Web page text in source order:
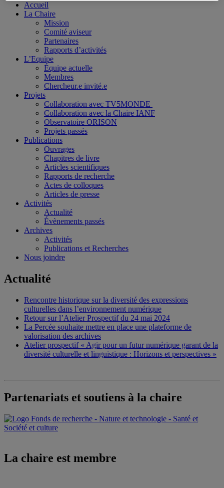
Accueil
La Chaire
Mission
Comité aviseur
Partenaires
Rapports d’activités
L’Equipe
Équipe actuelle
Membres
Chercheur.e invité.e
Projets
Collaboration avec TV5MONDE
Collaboration avec la Chaire IANF
Observatoire ORISON
Projets passés
Publications
Ouvrages
Chapitres de livre
Articles scientifiques
Rapports de recherche
Actes de colloques
Articles de presse
Activités
Actualité
Évènements passés
Archives
Activités
Publications et Recherches
Nous joindre
Actualité
Rencontre historique sur la diversité des expressions
culturelles dans l’environnement numérique
Retour sur l’Atelier Prospectif du 24 mai 2024
La Percée souhaite mettre en place une plateforme de
valorisation des archives
Atelier prospectif « Agir pour un futur numérique garant de la
diversité culturelle et linguistique : Horizons et perspectives »
Partenariats et soutiens à la chaire
La chaire est membre